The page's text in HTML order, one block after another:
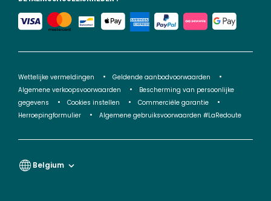
Wettelijke vermeldingen
Geldende aanbodvoorwaarden
Algemene verkoopsvoorwaarden
Bescherming van persoonlijke
gegevens
Cookies instellen
Commerciële garantie
Herroepingformulier
Algemene gebruiksvoorwaarden #LaRedoute
Belgium